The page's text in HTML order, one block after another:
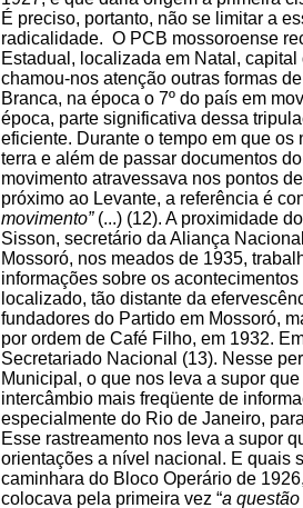
É preciso, portanto, não se limitar a
radicalidade. O PCB mossoroense
Estadual, localizada em Natal,
chamou-nos atenção outras formas
Branca, na época o 7º do país em
época, parte significativa dessa
eficiente. Durante o tempo em que
terra e além de passar documentos
movimento atravessava nos pontos
próximo ao Levante, a referência é
movimento”(...) (12). A proximidade
Sisson, secretário da Aliança
Mossoró, nos meados de 1935,
informações sobre os
localizado, tão distante da
fundadores do Partido em Mossoró,
por ordem de Café Filho, em 1932.
Secretariado Nacional (13). Nesse
Municipal, o que nos leva a supor
intercâmbio mais freqüente de
especialmente do Rio de Janeiro,
Esse rastreamento nos leva a supor
orientações a nível nacional. E quais
caminhara do Bloco Operário de
colocava pela primeira vez “a